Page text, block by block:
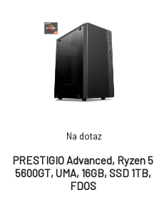
pre náročné programy a hry a
väčším počtom jadier pre úlohy
na pozadí vám procesory Intel
Core 12. generácie umožňujú
robiť viac vecí rýchlejšie. Či už
PRESTIGIO Advanced, Ryzen 5
5600GT, UMA, 16GB, SSD 1TB,
FDOS
Na dotaz